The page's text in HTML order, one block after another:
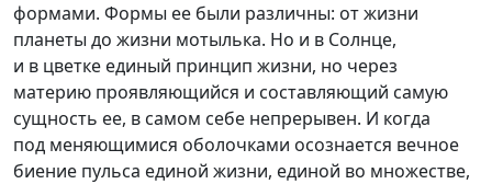
формами. Формы ее были различны: от жизни
планеты до жизни мотылька. Но и в Солнце,
и в цветке единый принцип жизни, но через
материю проявляющийся и составляющий самую
сущность ее, в самом себе непрерывен. И когда
под меняющимися оболочками осознается вечное
биение пульса единой жизни, единой во множестве,